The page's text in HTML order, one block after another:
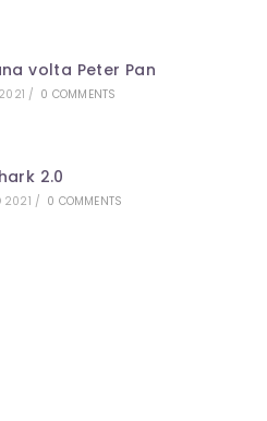
volta Peter Pan
/ 0 COMMENTS
2.0
2021 / 0 COMMENTS